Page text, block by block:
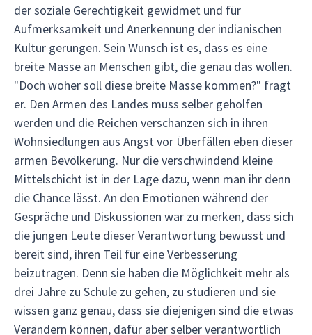
der soziale Gerechtigkeit gewidmet und für
Aufmerksamkeit und Anerkennung der indianischen
Kultur gerungen. Sein Wunsch ist es, dass es eine
breite Masse an Menschen gibt, die genau das wollen.
"Doch woher soll diese breite Masse kommen?" fragt
er. Den Armen des Landes muss selber geholfen
werden und die Reichen verschanzen sich in ihren
Wohnsiedlungen aus Angst vor Überfällen eben dieser
armen Bevölkerung. Nur die verschwindend kleine
Mittelschicht ist in der Lage dazu, wenn man ihr denn
die Chance lässt. An den Emotionen während der
Gespräche und Diskussionen war zu merken, dass sich
die jungen Leute dieser Verantwortung bewusst und
bereit sind, ihren Teil für eine Verbesserung
beizutragen. Denn sie haben die Möglichkeit mehr als
drei Jahre zu Schule zu gehen, zu studieren und sie
wissen ganz genau, dass sie diejenigen sind die etwas
Verändern können, dafür aber selber verantwortlich